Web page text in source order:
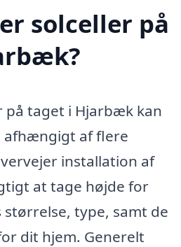
solceller på
på taget i Hjarbæk kan
afhængigt af flere
installation af
at tage højde for
type, samt de
dit hjem. Generelt